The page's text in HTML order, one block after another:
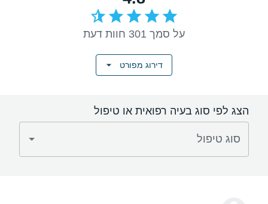
על סמך 301 חוות דעת
דירוג מפורט
הצג לפי סוג בעיה רפואית או טיפול
סוג טיפול